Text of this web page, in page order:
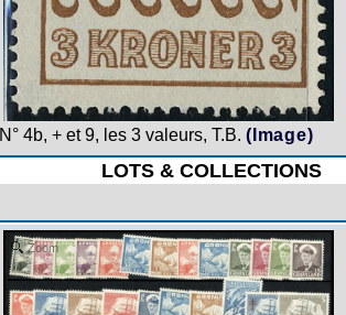
N° 4b, + et 9, les 3 valeurs, T.B. (Image)
LOTS & COLLECTIONS
Zoom